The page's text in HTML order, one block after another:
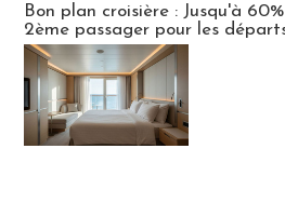
Bon plan croisière : Jusqu'à
2ème passager pour les